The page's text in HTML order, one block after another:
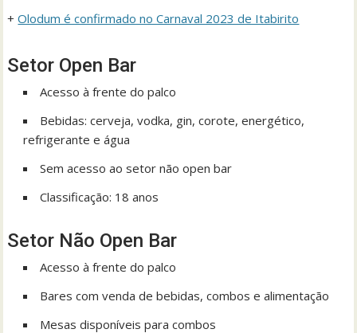
+Olodum é confirmado no Carnaval 2023 de Itabirito
Setor Open Bar
Acesso à frente do palco
Bebidas: cerveja, vodka, gin, corote, energético,
refrigerante e água
Sem acesso ao setor não open bar
Classificação: 18 anos
Setor Não Open Bar
Acesso à frente do palco
Bares com venda de bebidas, combos e alimentação
Mesas disponíveis para combos